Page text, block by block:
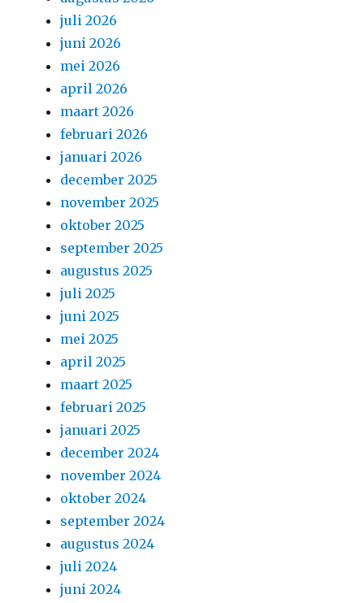
juli 2026
juni 2026
mei 2026
april 2026
maart 2026
februari 2026
januari 2026
december 2025
november 2025
oktober 2025
september 2025
augustus 2025
juli 2025
juni 2025
mei 2025
april 2025
maart 2025
februari 2025
januari 2025
december 2024
november 2024
oktober 2024
september 2024
augustus 2024
juli 2024
juni 2024